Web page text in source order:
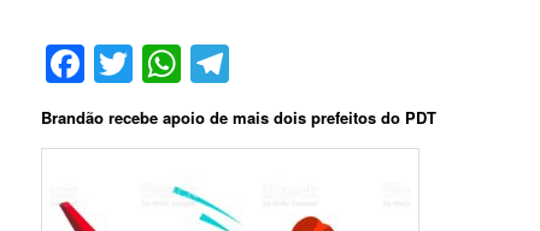
Facebook
TwitterWhatsApp
Brandão recebe apoio de mais dois prefeitos do PDT